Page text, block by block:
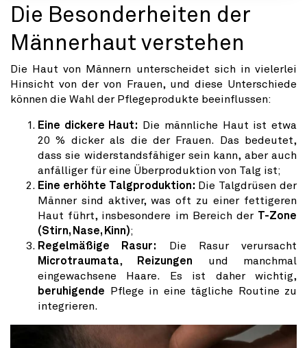
Die Besonderheiten der
Männerhaut verstehen
Die Haut von Männern unterscheidet sich in vielerlei
Hinsicht von der von Frauen, und diese Unterschiede
können die Wahl der Pflegeprodukte beeinflussen:
Eine dickere Haut: Die männliche Haut ist etwa
20 % dicker als die der Frauen. Das bedeutet,
dass sie widerstandsfähiger sein kann, aber auch
anfälliger für eine Überproduktion von Talg ist;
Eine erhöhte Talgproduktion: Die Talgdrüsen der
Männer sind aktiver, was oft zu einer fettigeren
Haut führt, insbesondere im Bereich der T-Zone
(Stirn, Nase, Kinn);
Regelmäßige Rasur: Die Rasur verursacht
Microtraumata, Reizungen und manchmal
eingewachsene Haare. Es ist daher wichtig,
beruhigende Pflege in eine tägliche Routine zu
integrieren.